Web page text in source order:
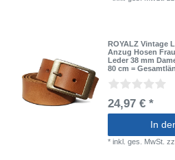
ROYALZ Vintage
Anzug Hosen
Leder 38 mm
80 cm =
24,97 € *
In
*inkl. ges. MwSt.